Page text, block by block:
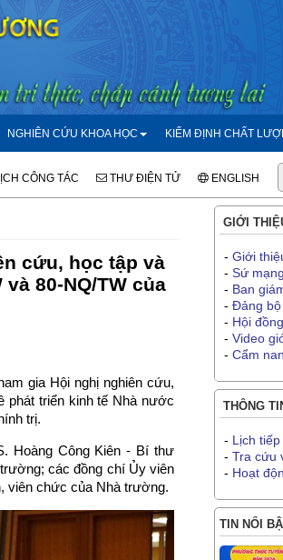
NGHIÊN CỨU KHOA HỌC KIỂM ĐỊNH CHẤT
CÔNG TÁC THƯ ĐIỆN TỬ ENGLISH
cứu, học tập và
80-NQ/TW của
gia Hội nghị nghiên cứu,
phát triển kinh tế Nhà nước
trị.
Hoàng Công Kiên - Bí thư
các đồng chí Ủy viên
viên chức của Nhà trường.
GIỚI
- Giới
- Sứ
- Ban
- Đảng
- Hội
- Video
- Cẩm
THÔNG
- Lịch
- Tra cứu
- Hoạt
TIN NỔI